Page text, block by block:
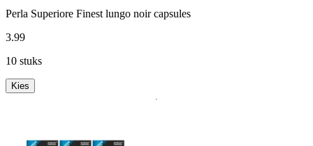
Perla Superiore Finest lungo noir capsules
3.99
10 stuks
Kies